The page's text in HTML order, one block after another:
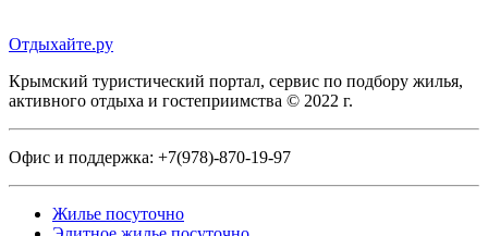
Отдыхайте.ру
Крымский туристический портал, сервис по подбору жилья,
активного отдыха и гостеприимства © 2022 г.
Офис и поддержка: +7(978)-870-19-97
Жилье посуточно